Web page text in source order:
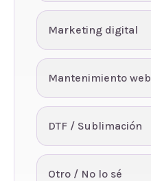
Marketing digital
Mantenimiento web
DTF / Sublimación
Otro / No lo sé